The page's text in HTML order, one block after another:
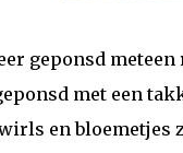
geponsd
met een
en bloemetjes